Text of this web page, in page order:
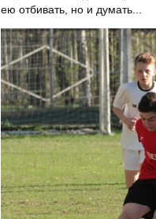
ею отбивать, но и думать...